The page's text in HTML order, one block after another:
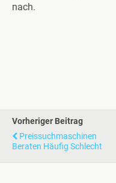
nach.
Vorheriger Beitrag
Preissuchmaschinen
Beraten Häufig Schlecht